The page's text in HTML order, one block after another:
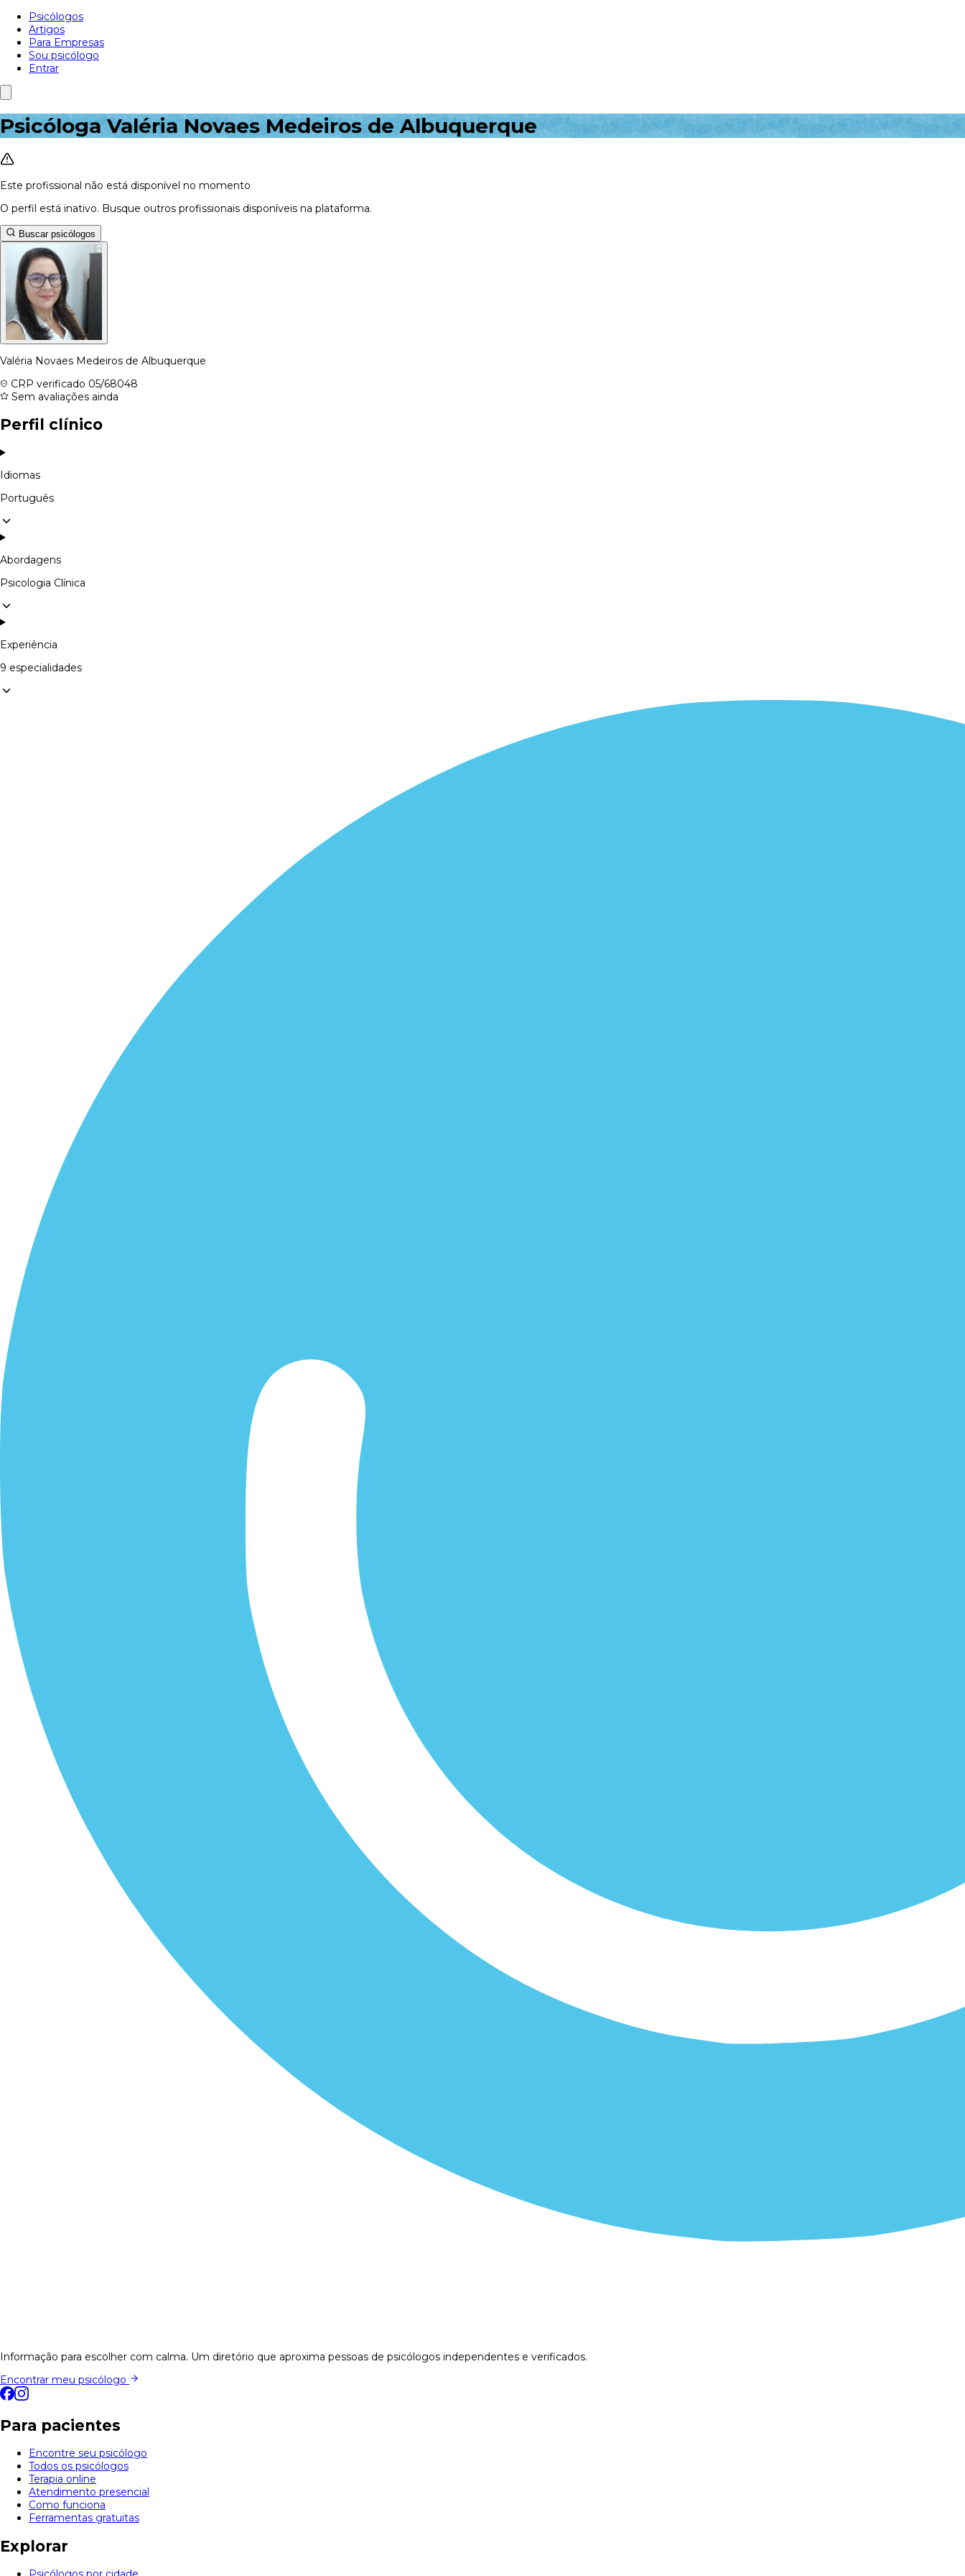
Psicólogos
Artigos
Para Empresas
Sou psicólogo
Entrar
Psicóloga Valéria Novaes Medeiros de Albuquerque
Este profissional não está disponível no momento
O perfil está inativo. Busque outros profissionais disponíveis na plataforma.
Buscar psicólogos
Valéria Novaes Medeiros de Albuquerque
CRP verificado 05/68048
Sem avaliações ainda
Perfil clínico
Idiomas
Português
Abordagens
Psicologia Clínica
Experiência
9 especialidades
Informação para escolher com calma. Um diretório que aproxima pessoas de psicólogos independentes e verificados.
Encontrar meu psicólogo
Para pacientes
Encontre seu psicólogo
Todos os psicólogos
Terapia online
Atendimento presencial
Como funciona
Ferramentas gratuitas
Explorar